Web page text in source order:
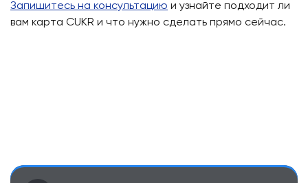
Запишитесь на консультацию и узнайте подходит ли
вам карта CUKR и что нужно сделать прямо сейчас.